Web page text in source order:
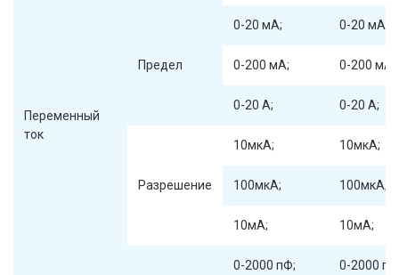
Переменный
ток
Предел
0-20 мА; 0-20 мА;
0-200 мА; 0-200 мА;
0-20 А; 0-20 А;
Разрешение
10мкА; 10мкА;
100мкА; 100мкА;
10мА; 10мА;
0-2000 пФ; 0-2000